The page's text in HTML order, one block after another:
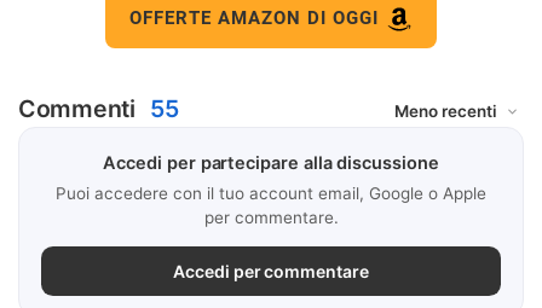
OFFERTE AMAZON DI OGGI
Commenti 55
Accedi per partecipare alla discussione
Puoi accedere con il tuo account email, Google o Apple
per commentare.
Accedi per commentare